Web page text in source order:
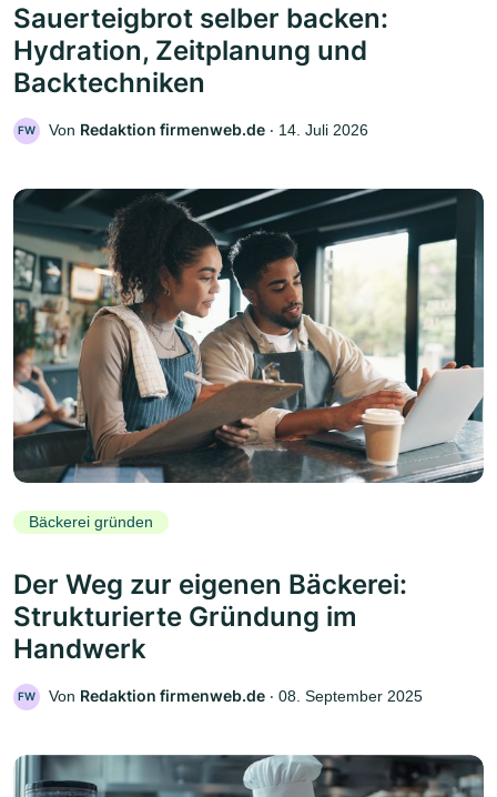
Sauerteigbrot selber backen:
Hydration, Zeitplanung und
Backtechniken
FW Von Redaktion firmenweb.de ‧ 14. Juli 2026
Bäckerei gründen
Der Weg zur eigenen Bäckerei:
Strukturierte Gründung im
Handwerk
FW Von Redaktion firmenweb.de ‧ 08. September 2025